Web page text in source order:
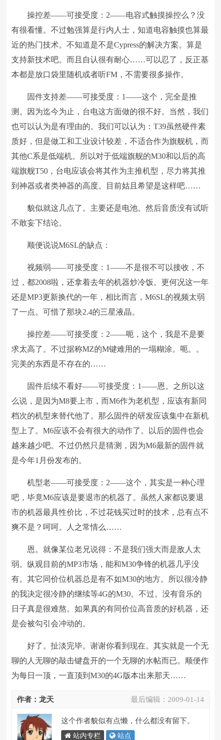
操控差——可接受度：2——电容式触摸操控么？没
有很看懂。不过勉强算是行内人士，知道电容触摸也算最
近的热门技术。不知道是不是Cypress的解决方案。算是
支持新技术吧。而且自认很有耐心……可以忍了，反正基
本都是放口袋里随机或者听FM，不需要很多操作。
固件支持差——可接受度：1——这个，完全是推
测。因为迄今为止，台电这方面做的很不好。当然，我们
也可以认为是有理由的。我们可以认为：T39虽然硬件素
质好，但是做工和工业设计较差，不适合作为旗舰机，而
其他C系是低端机。所以对于低端旗舰的M30和以后的高
端旗舰T50，台电应该会将其作为主推机型，尽力将其推
到神器或者类神器的高度。目前姑且希望是这样吧……
貌似就这几点了。主要还是电池。然后音质没有试听
不敢妄下结论。
顺便说说M6SL的缺点：
视频弱——可接受度：1——不是很不可以接收，不
过，都2008啦，还拿着去年的机器炒冷饭。更何况这一年
还是MP3更新换代的一年，相比而言，M6SL的视频太弱
了一点。可惜了那块2.4的三星液晶。
操控差——可接受度：2——呃，这个，我是不是要
求太高了。不过据称MZ的M键难用的一塌糊涂。呃。。
完美的东西是不存在的……
固件后续不看好——可接受度：1——恩。之所以这
么说，是因为M8要上市，而M6作为老机型，应该有新同
档次的机型来替代他了。那么固件的研发应该集中在新机
型上了。M6应该不会有很大的动作了。以后的固件也会
越来越少吧。不过仍然只是猜测，因为M6最新的固件就
是今年1月份发布的。
机型老——可接受度：2——这个，其实是一种心理
吧，毕竟M6应该是要退市的机器了。虽然人家都说要退
市的机器最具性价比，不过花钱买过时的技术，总有点不
爽不是？呵呵。人之常情么……
恩。就像某位老兄说得：不是我们强大而是敌人太
弱。纵观目前的MP3市场，能和M30争锋的机器几乎没
有。其它同价位机器总是有不如M30的地方。所以很冷静
的我决定很冷静的继续等4G的M30。不过。没有音乐的
日子真是很难熬。如果真的有同价位高音质的好机器，还
是会被勾引会冲动的。
好了。扯淡完毕。谢谢你看到现在。其实就是一个无
聊的人无聊的敲击键盘开的一个无聊的水帖而已。顺便作
为每日一顶，一直顶到M30的4G版本出来那天……
最后编辑： 2009-01-14
作者：龙天
这个作者貌似有点懒，什么都没有留下。
站内专栏 站点